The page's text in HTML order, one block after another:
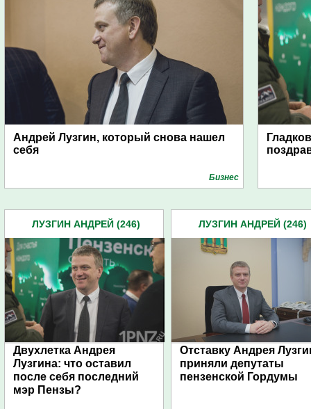
Андрей Лузгин, который снова нашел
себя
Бизнес
ЛУЗГИН АНДРЕЙ (246)
Двухлетка Андрея
Лузгина: что оставил
после себя последний
мэр Пензы?
ЛУЗГИН АНДРЕЙ (246)
Отставку Андрея
приняли депутаты
пензенской Гордумы